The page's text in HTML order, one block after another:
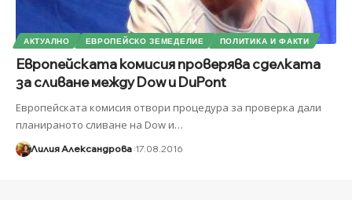
АКТУАЛНО ЕВРОПЕЙСКО ЗЕМЕДЕЛИЕ ПОЛИТИКА И ФАКТИ
Европейската комисия проверява сделката
за сливане между Dow и DuPont
Европейската комисия отвори процедура за проверка дали
планираното сливане на Dow и…
Лилия Александрова 17.08.2016